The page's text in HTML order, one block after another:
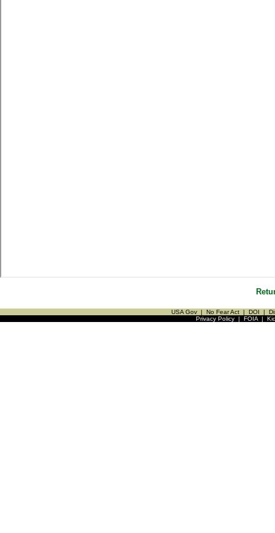
USA Gov | No Fear Act | DOI |
Privacy Policy| FOIA|